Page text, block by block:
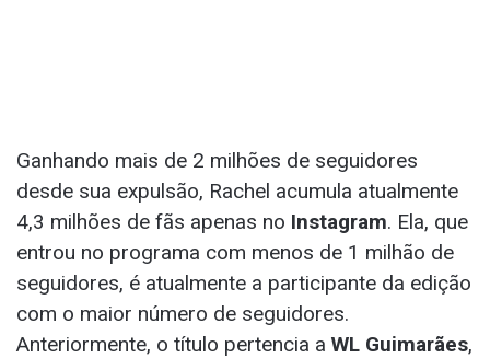
Ganhando mais de 2 milhões de seguidores
desde sua expulsão, Rachel acumula atualmente
4,3 milhões de fãs apenas no Instagram. Ela, que
entrou no programa com menos de 1 milhão de
seguidores, é atualmente a participante da edição
com o maior número de seguidores.
Anteriormente, o título pertencia a WL Guimarães,